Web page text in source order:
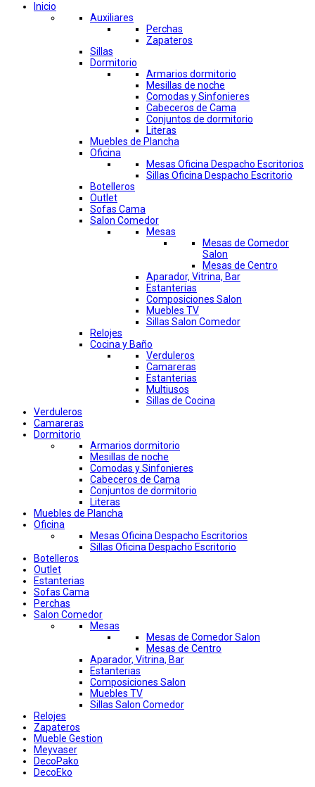
Inicio
Auxiliares
Perchas
Zapateros
Sillas
Dormitorio
Armarios dormitorio
Mesillas de noche
Comodas y Sinfonieres
Cabeceros de Cama
Conjuntos de dormitorio
Literas
Muebles de Plancha
Oficina
Mesas Oficina Despacho Escritorios
Sillas Oficina Despacho Escritorio
Botelleros
Outlet
Sofas Cama
Salon Comedor
Mesas
Mesas de Comedor
Salon
Mesas de Centro
Aparador, Vitrina, Bar
Estanterias
Composiciones Salon
Muebles TV
Sillas Salon Comedor
Relojes
Cocina y Baño
Verduleros
Camareras
Estanterias
Multiusos
Sillas de Cocina
Verduleros
Camareras
Dormitorio
Armarios dormitorio
Mesillas de noche
Comodas y Sinfonieres
Cabeceros de Cama
Conjuntos de dormitorio
Literas
Muebles de Plancha
Oficina
Mesas Oficina Despacho Escritorios
Sillas Oficina Despacho Escritorio
Botelleros
Outlet
Estanterias
Sofas Cama
Perchas
Salon Comedor
Mesas
Mesas de Comedor Salon
Mesas de Centro
Aparador, Vitrina, Bar
Estanterias
Composiciones Salon
Muebles TV
Sillas Salon Comedor
Relojes
Zapateros
Mueble Gestion
Meyvaser
DecoPako
DecoEko